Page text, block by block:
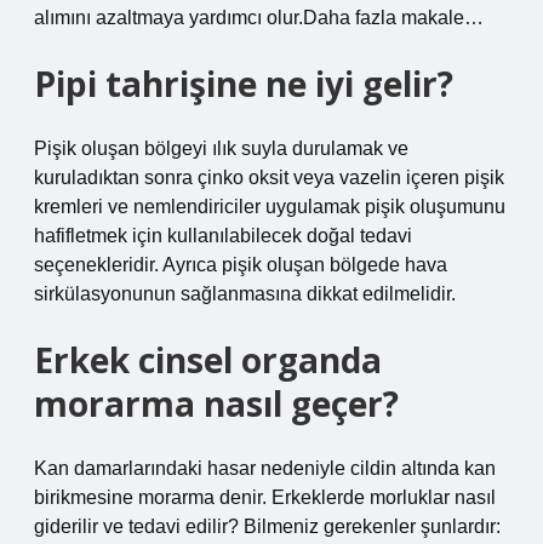
alımını azaltmaya yardımcı olur.Daha fazla makale…
Pipi tahrişine ne iyi gelir?
Pişik oluşan bölgeyi ılık suyla durulamak ve
kuruladıktan sonra çinko oksit veya vazelin içeren pişik
kremleri ve nemlendiriciler uygulamak pişik oluşumunu
hafifletmek için kullanılabilecek doğal tedavi
seçenekleridir. Ayrıca pişik oluşan bölgede hava
sirkülasyonunun sağlanmasına dikkat edilmelidir.
Erkek cinsel organda
morarma nasıl geçer?
Kan damarlarındaki hasar nedeniyle cildin altında kan
birikmesine morarma denir. Erkeklerde morluklar nasıl
giderilir ve tedavi edilir? Bilmeniz gerekenler şunlardır: